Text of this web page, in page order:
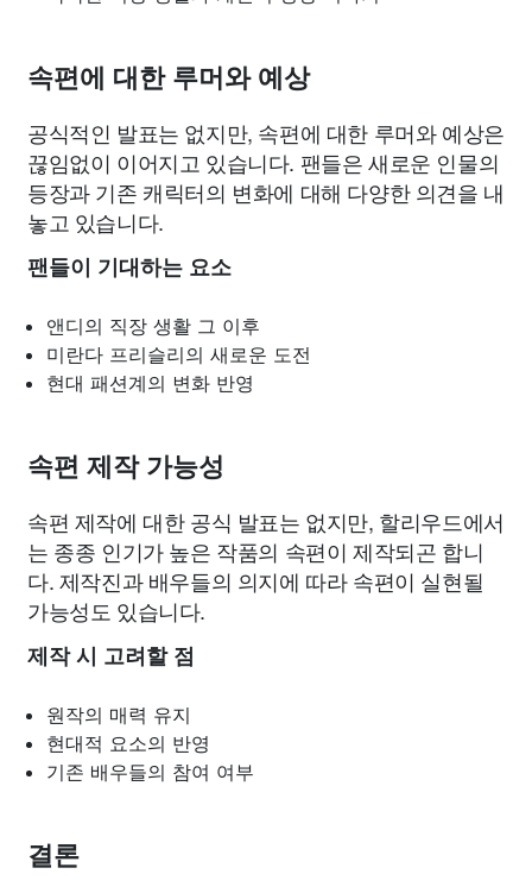
속편에 대한 루머와 예상
공식적인 발표는 없지만, 속편에 대한 루머와 예상은
끊임없이 이어지고 있습니다. 팬들은 새로운 인물의
등장과 기존 캐릭터의 변화에 대해 다양한 의견을 내
놓고 있습니다.
팬들이 기대하는 요소
앤디의 직장 생활 그 이후
미란다 프리슬리의 새로운 도전
현대 패션계의 변화 반영
속편 제작 가능성
속편 제작에 대한 공식 발표는 없지만, 할리우드에서
는 종종 인기가 높은 작품의 속편이 제작되곤 합니
다. 제작진과 배우들의 의지에 따라 속편이 실현될
가능성도 있습니다.
제작 시 고려할 점
원작의 매력 유지
현대적 요소의 반영
기존 배우들의 참여 여부
결론